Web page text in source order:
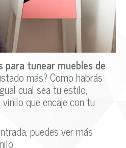
para tunear muebles de
más? Como habrás
cual sea tu estilo,
que encaje con tu
puedes ver más